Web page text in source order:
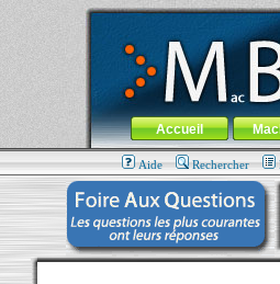
MacBook-fr.com : 100% Apple... 100%
Aller au contenu-Aller au
Menu général
Accueil
Aide Rechercher